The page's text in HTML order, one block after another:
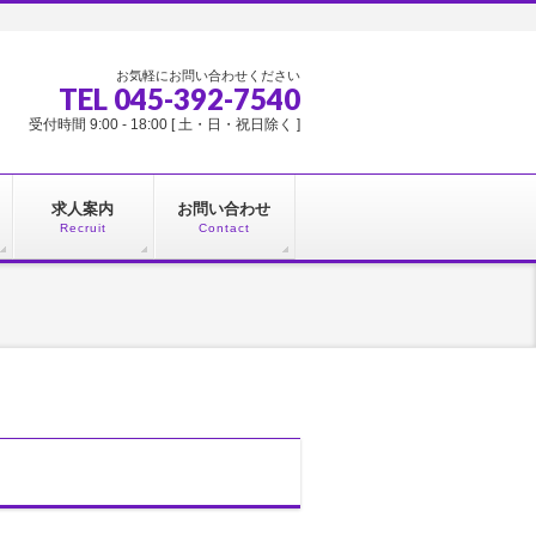
お気軽にお問い合わせください
TEL 045-392-7540
受付時間 9:00 - 18:00 [ 土・日・祝日除く ]
求人案内
Recruit
お問い合わせ
Contact